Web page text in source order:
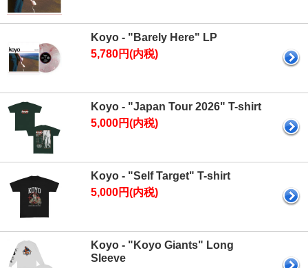
Koyo - "Barely Here" LP
5,780円(内税)
Koyo - "Japan Tour 2026" T-shirt
5,000円(内税)
Koyo - "Self Target" T-shirt
5,000円(内税)
Koyo - "Koyo Giants" Long
Sleeve